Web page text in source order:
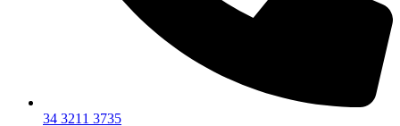
34 3211 3735